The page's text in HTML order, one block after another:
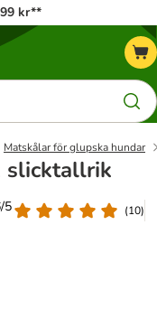
kr**
Matskålar för glupska hundar
slicktallrik
5
(10)